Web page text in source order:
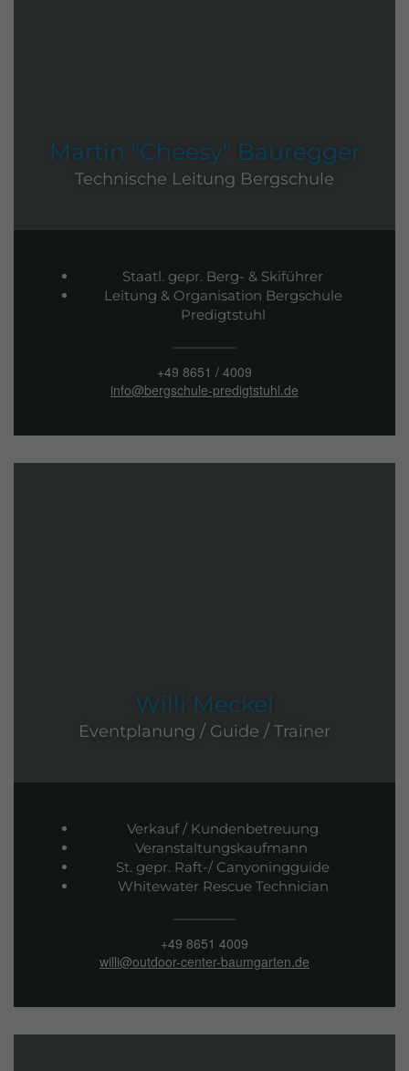
Martin "Cheesy" Bauregger
Technische Leitung Bergschule
Staatl. gepr. Berg- & Skiführer
Leitung & Organisation Bergschule
Predigtstuhl
+49 8651 / 4009
info@bergschule-predigtstuhl.de
Willi Meckel
Eventplanung / Guide / Trainer
Verkauf / Kundenbetreuung
Veranstaltungskaufmann
St. gepr. Raft-/ Canyoningguide
Whitewater Rescue Technician
+49 8651 4009
willi@outdoor-center-baumgarten.de